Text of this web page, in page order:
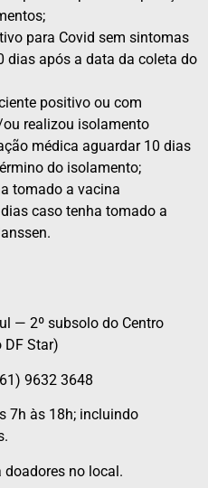
para Covid sem sintomas
dias após a data da coleta do
positivo ou com
ou realizou isolamento
médica aguardar 10 dias
do isolamento;
tomado a vacina
caso tenha tomado a
— 2º subsolo do Centro
DF Star)
9632 3648
7h às 18h; incluindo
no local.